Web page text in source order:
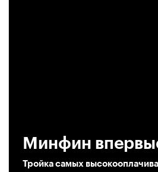
Минфин
Тройка самых